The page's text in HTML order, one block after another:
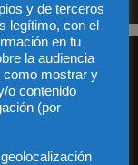
y de terceros
legítimo, con el
en tu
la audiencia
como mostrar y
o contenido
(por